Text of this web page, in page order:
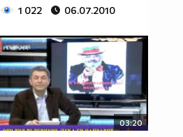
1 022 06.07.2010
03:20